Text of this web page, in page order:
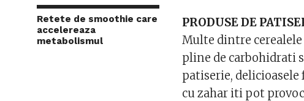
Retete de smoothie care
accelereaza
metabolismul
PRODUSE DE
Multe dintre
pline de carbohidrati
patiserie, delicioasele
cu zahar iti pot